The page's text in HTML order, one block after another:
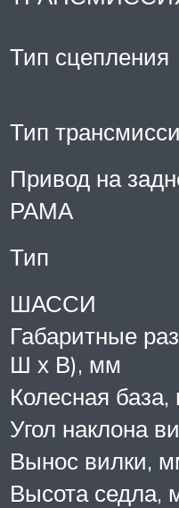
Тип сцепления
Тип
Привод на
РАМА
Тип
ШАССИ
Габаритные
Ш х В), мм
Колесная
Угол наклона
Вынос вилки,
Высота седла,